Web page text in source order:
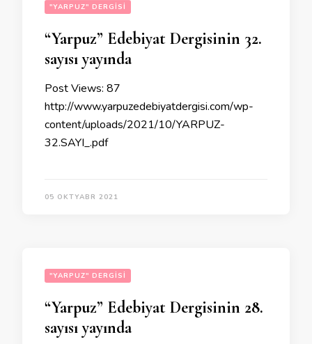
"YARPUZ" DERGISI
“Yarpuz” Edebiyat Dergisinin 32.
sayısı yayında
Post Views: 87
http://www.yarpuzedebiyatdergisi.com/wp-
content/uploads/2021/10/YARPUZ-
32.SAYI_.pdf
05 OKTYABR 2021
"YARPUZ" DERGISI
“Yarpuz” Edebiyat Dergisinin 28.
sayısı yayında